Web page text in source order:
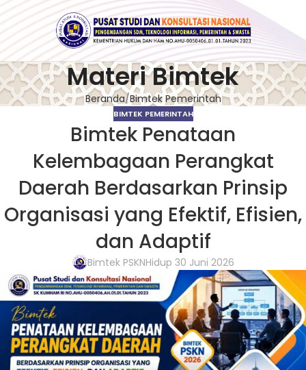
Materi Bimtek
Beranda Bimtek Pemerintah
BIMTEK PEMERINTAH
Bimtek Penataan
Kelembagaan Perangkat
Daerah Berdasarkan Prinsip
Organisasi yang Efektif, Efisien,
dan Adaptif
Bimtek PSKNHidup 30 Juni 2026